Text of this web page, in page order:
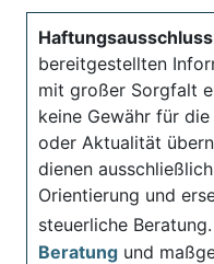
Haftungsausschluss
bereitgestellten
mit großer Sorgfalt
keine Gewähr für
oder Aktualität
dienen
Orientierung und
steuerliche
Beratung und